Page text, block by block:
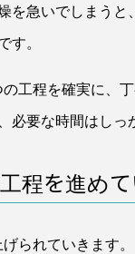
を急いでしまう
す。
工程を確実に、
必要な時間はしっ
程を進め
られていきます。